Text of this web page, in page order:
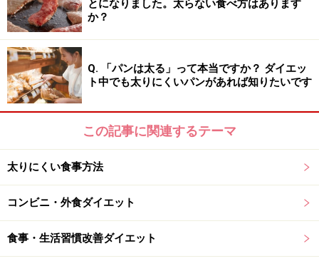
う。
間違いダイエット知識3：カロリーばかりを
気にしてしまう
確かに、摂取カロリーより消費カロリーを減らす事はウ
ェイトロスの絶対条件。ですが、食べる量やカロリーば
何グラム、カロリーはどれくらい……などと表面上の評価
にとらわれてしまい、大事な「食事の質」がおろそかに
ウェイトロスの為にはカロリーをしっかり計算して管理
とになりました。太らない食べ方はあります
か？
Q. 「パンは太る」って本当ですか？ ダイエッ
ト中でも太りにくいパンがあれば知りたいです
この記事に関連するテーマ
太りにくい食事方法
コンビニ・外食ダイエット
食事・生活習慣改善ダイエット